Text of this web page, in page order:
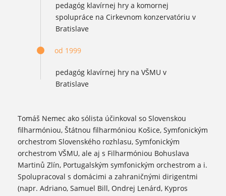
pedagóg klavírnej hry a komornej
spolupráce na Cirkevnom konzervatóriu v
Bratislave
od 1999
pedagóg klavírnej hry na VŠMU v
Bratislave
Tomáš Nemec ako sólista účinkoval so Slovenskou
filharmóniou, Štátnou filharmóniou Košice, Symfonickým
orchestrom Slovenského rozhlasu, Symfonickým
orchestrom VŠMU, ale aj s Filharmóniou Bohuslava
Martinů Zlín, Portugalským symfonickým orchestrom a i.
Spolupracoval s domácimi a zahraničnými dirigentmi
(napr. Adriano, Samuel Bill, Ondrej Lenárd, Kypros